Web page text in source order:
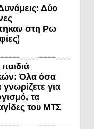
Δύο
στη Ρω
Όλα όσα
για
τα
του ΜΤΣ